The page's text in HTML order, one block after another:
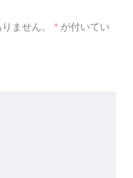
ません。 * が付いてい